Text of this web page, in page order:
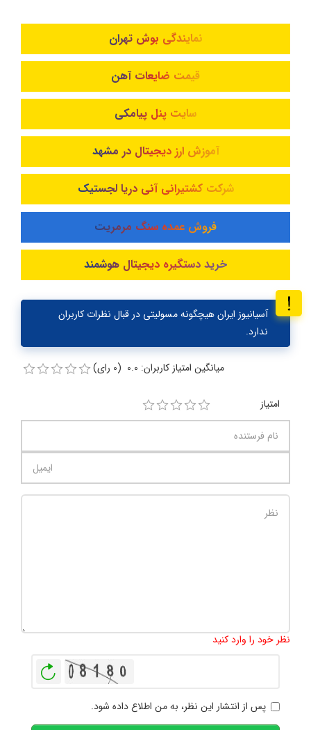
نمایندگی بوش تهران
قیمت ضایعات آهن
سایت پنل پیامکی
آموزش ارز دیجیتال در مشهد
شرکت کشتیرانی آنی دریا لجستیک
فروش عمده سنگ مرمریت
خرید دستگیره دیجیتال هوشمند
آسیانیوز ایران هیچگونه مسولیتی در قبال نظرات کاربران
ندارد.
میانگین امتیاز کاربران: 0.0 (0 رای)
امتیاز
نظر خود را وارد کنید
پس از انتشار این نظر، به من اطلاع داده شود.